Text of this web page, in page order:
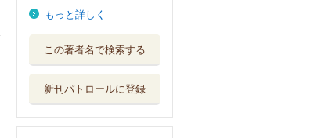
もっと詳しく
この著者名で検索する
新刊パトロールに登録
える本当はがん...
アメリカを動かす
筑摩書房